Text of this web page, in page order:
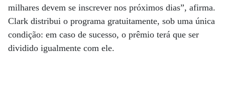
milhares devem se inscrever nos próximos dias”, afirma.
Clark distribui o programa gratuitamente, sob uma única
condição: em caso de sucesso, o prêmio terá que ser
dividido igualmente com ele.